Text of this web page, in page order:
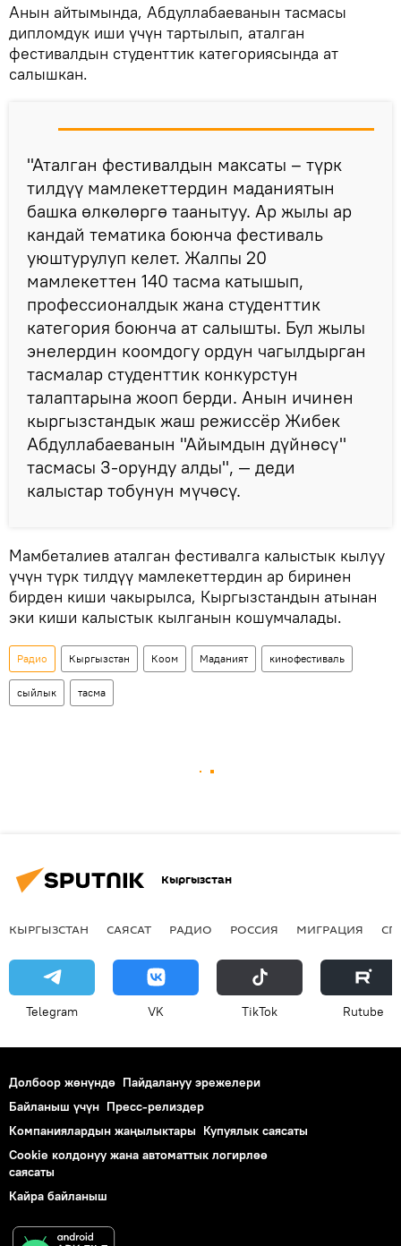
Анын айтымында, Абдуллабаеванын тасмасы
дипломдук иши үчүн тартылып, аталган
фестивалдын студенттик категориясында ат
салышкан.
"Аталган фестивалдын максаты – түрк
тилдүү мамлекеттердин маданиятын
башка өлкөлөргө таанытуу. Ар жылы ар
кандай тематика боюнча фестиваль
уюштурулуп келет. Жалпы 20
мамлекеттен 140 тасма катышып,
профессионалдык жана студенттик
категория боюнча ат салышты. Бул жылы
энелердин коомдогу ордун чагылдырган
тасмалар студенттик конкурстун
талаптарына жооп берди. Анын ичинен
кыргызстандык жаш режиссёр Жибек
Абдуллабаеванын "Айымдын дүйнөсү"
тасмасы 3-орунду алды", — деди
калыстар тобунун мүчөсү.
Мамбеталиев аталган фестивалга калыстык кылуу
үчүн түрк тилдүү мамлекеттердин ар биринен
бирден киши чакырылса, Кыргызстандын атынан
эки киши калыстык кылганын кошумчалады.
Радио Кыргызстан Коом Маданият кинофестиваль
сыйлык тасма
Кыргызстан
КЫРГЫЗСТАН САЯСАТ РАДИО РОССИЯ МИГРАЦИЯ
Telegram VK ТikТоk Rutube
Долбоор жөнүндө Пайдалануу эрежелери
Байланыш үчүн Пресс-релиздер
Компаниялардын жаңылыктары Купуялык саясаты
Cookie колдонуу жана автоматтык логирлөө
саясаты
Кайра байланыш